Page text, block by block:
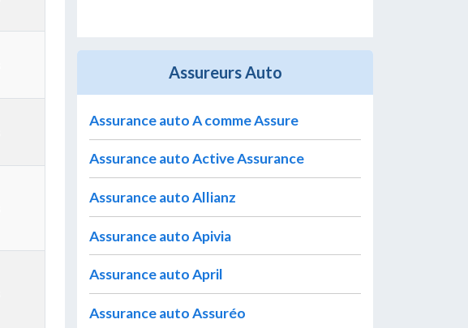
Assureurs Auto
Assurance auto A comme Assure
Assurance auto Active Assurance
Assurance auto Allianz
Assurance auto Apivia
Assurance auto April
Assurance auto Assuréo